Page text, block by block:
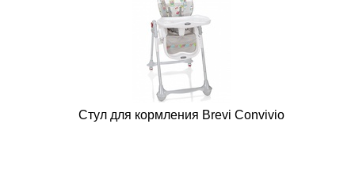
Стул для кормления Brevi Convivio